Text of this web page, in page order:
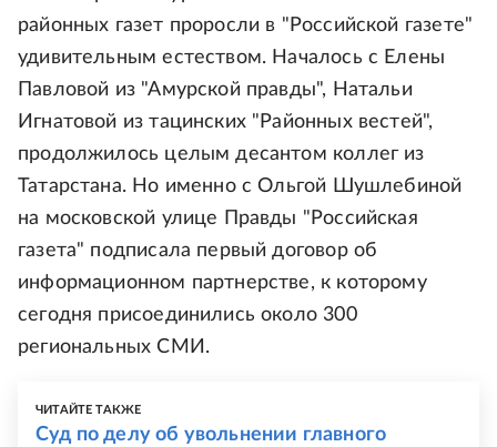
районных газет проросли в "Российской газете"
удивительным естеством. Началось с Елены
Павловой из "Амурской правды", Натальи
Игнатовой из тацинских "Районных вестей",
продолжилось целым десантом коллег из
Татарстана. Но именно с Ольгой Шушлебиной
на московской улице Правды "Российская
газета" подписала первый договор об
информационном партнерстве, к которому
сегодня присоединились около 300
региональных СМИ.
ЧИТАЙТЕ ТАКЖЕ
Суд по делу об увольнении главного